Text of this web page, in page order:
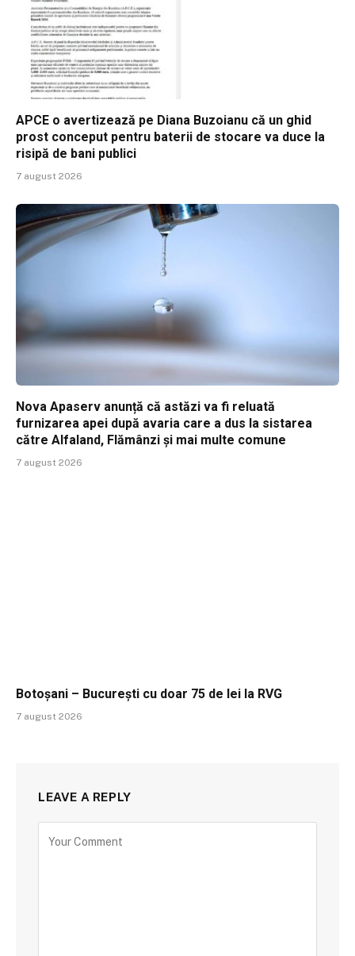
APCE o avertizează pe Diana Buzoianu că un ghid
prost conceput pentru baterii de stocare va duce la
risipă de bani publici
7 august 2026
Nova Apaserv anunță că astăzi va fi reluată
furnizarea apei după avaria care a dus la sistarea
către Alfaland, Flămânzi și mai multe comune
7 august 2026
Botoșani – București cu doar 75 de lei la RVG
7 august 2026
LEAVE A REPLY